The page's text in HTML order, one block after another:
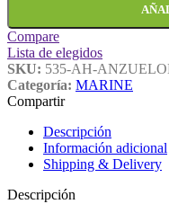
Compare
Lista de elegidos
SKU: 535-AH-
Categoría: MARINE
Compartir
Descripción
Información adicional
Shipping & Delivery
Descripción